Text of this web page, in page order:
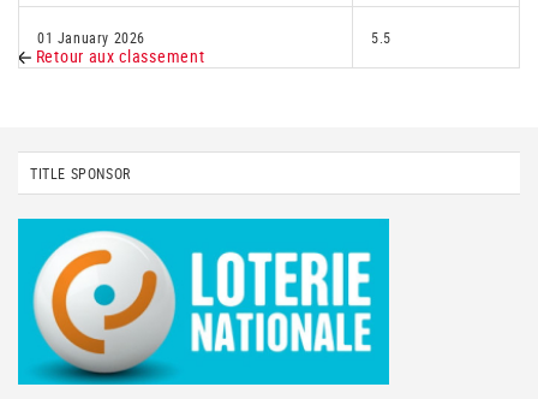
01 January 2026 5.5
Retour aux classement
TITLE SPONSOR